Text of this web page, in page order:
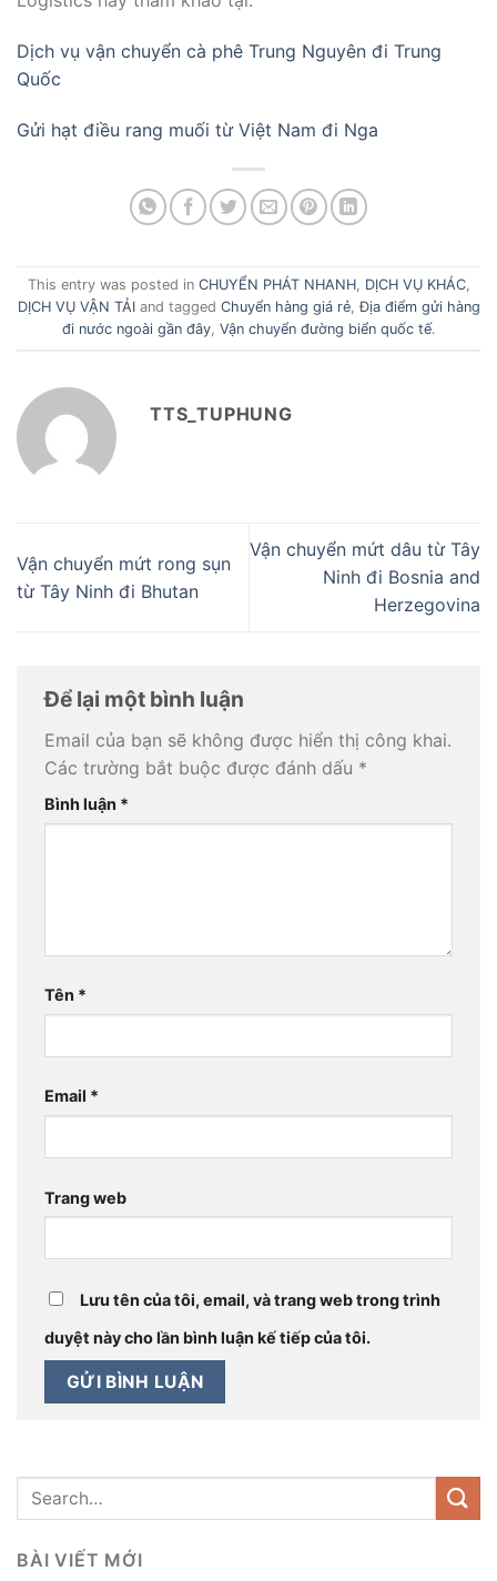
Dịch vụ vận chuyển cà phê Trung Nguyên đi Trung
Quốc
Gửi hạt điều rang muối từ Việt Nam đi Nga
This entry was posted in CHUYỂN PHÁT NHANH, DỊCH VỤ KHÁC,
DỊCH VỤ VẬN TẢIand tagged Chuyển hàng giá rẻ,Địa điểm gửi hàng
đi nước ngoài gần đây, Vận chuyển đường biển quốc tế.
TTS_TUPHUNG
Vận chuyển mứt rong sụn
từ Tây Ninh đi Bhutan
Vận chuyển mứt dâu từ Tây
Ninh đi Bosnia and
Herzegovina
Để lại một bình luận
Email của bạn sẽ không được hiển thị công khai.
Các trường bắt buộc được đánh dấu *
Bình luận *
Tên *
Email *
Trang web
Lưu tên của tôi, email, và trang web trong trình
duyệt này cho lần bình luận kế tiếp của tôi.
BÀI VIẾT MỚI